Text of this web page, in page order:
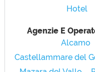
Hotel
Agenzie E
Alcamo
Castellammare del